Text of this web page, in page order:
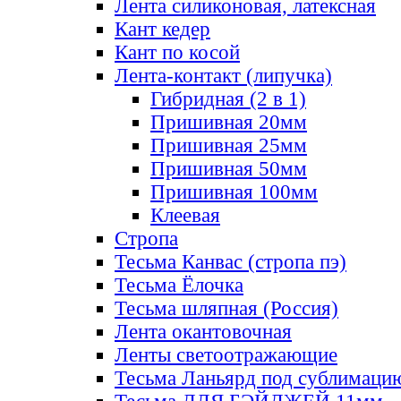
Лента силиконовая, латексная
Кант кедер
Кант по косой
Лента-контакт (липучка)
Гибридная (2 в 1)
Пришивная 20мм
Пришивная 25мм
Пришивная 50мм
Пришивная 100мм
Клеевая
Стропа
Тесьма Канвас (стропа пэ)
Тесьма Ёлочка
Тесьма шляпная (Россия)
Лента окантовочная
Ленты светоотражающие
Тесьма Ланьярд под